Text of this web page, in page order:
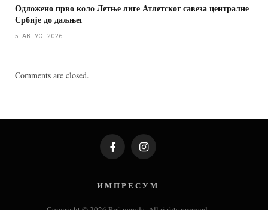
Одложено прво коло Летње лиге Атлетског савеза централне
Србије до даљњег
5. АВГУСТ 2026.
Comments are closed.
FacebookInstagram
И М П Р Е С У М